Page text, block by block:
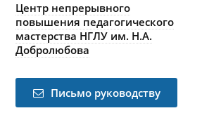
Центр непрерывного
повышения педагогического
мастерства НГЛУ им. Н.А.
Добролюбова
Письмо руководству